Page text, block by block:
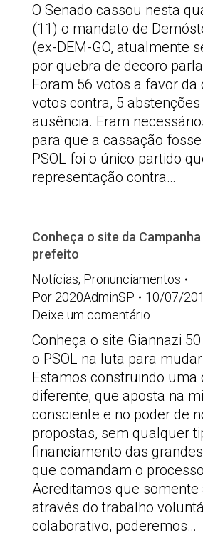
O Senado cassou nesta
(11) o mandato de
(ex-DEM-GO, atualmente
por quebra de decoro
Foram 56 votos a favor da
votos contra, 5 abstenções
ausência. Eram
para que a cassação
PSOL foi o único partido
representação contra…
Conheça o site da
prefeito
Notícias, Pronunciamentos
Por 2020AdminSP
10/07/
Deixe um comentário
Conheça o site Giannazi
o PSOL na luta para
Estamos construindo uma
diferente, que aposta na
consciente e no poder de
propostas, sem qualquer
financiamento das
que comandam o
Acreditamos que somente
através do trabalho
colaborativo, poderemos…